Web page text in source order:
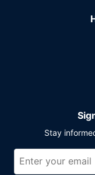
Stay